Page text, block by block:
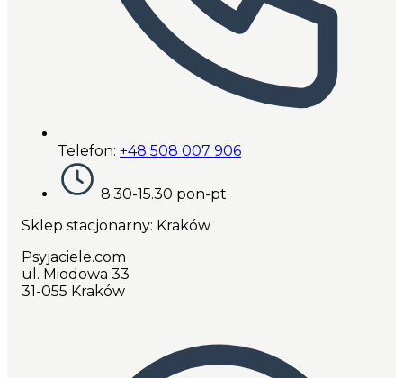
Telefon: +48 508 007 906
8.30-15.30 pon-pt
Sklep stacjonarny: Kraków
Psyjaciele.com
ul. Miodowa 33
31-055 Kraków